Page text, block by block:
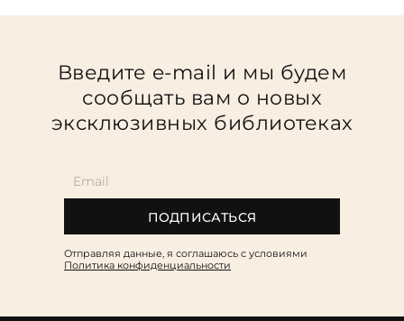
Введите e-mail и мы будем
сообщать вам о новых
эксклюзивных библиотеках
ПОДПИСАТЬСЯ
Отправляя данные, я соглашаюсь c условиями
Политика конфиденциальности